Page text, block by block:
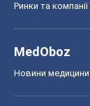
Ринки та компанії
MedOboz
Новини медицини